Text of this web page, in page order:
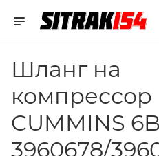
Шланг на
компрессор
CUMMINS
3960678/